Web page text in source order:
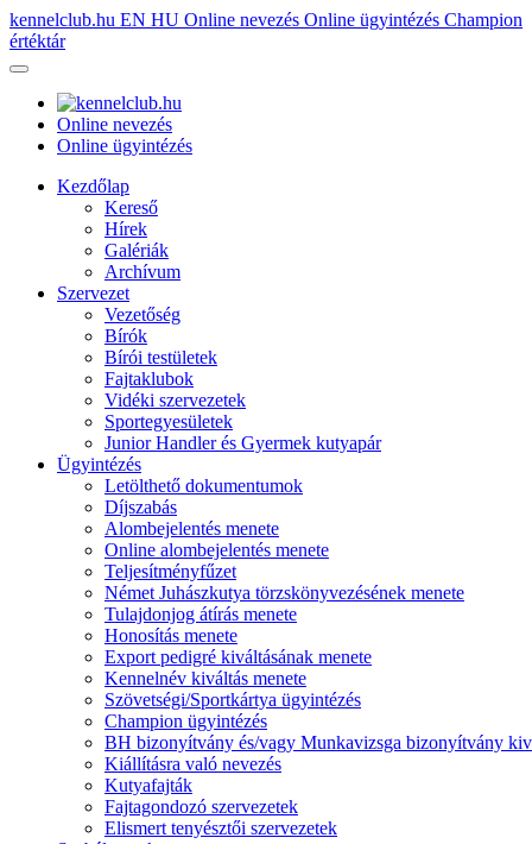
kennelclub.hu EN HU Online nevezés Online ügyintézés Champion
értéktár
Online nevezés
Online ügyintézés
Kezdőlap
Kereső
Hírek
Galériák
Archívum
Szervezet
Vezetőség
Bírók
Bírói testületek
Fajtaklubok
Vidéki szervezetek
Sportegyesületek
Junior Handler és Gyermek kutyapár
Ügyintézés
Letölthető dokumentumok
Díjszabás
Alombejelentés menete
Online alombejelentés menete
Teljesítményfűzet
Német Juhászkutya törzskönyvezésének menete
Tulajdonjog átírás menete
Honosítás menete
Export pedigré kiváltásának menete
Kennelnév kiváltás menete
Szövetségi/Sportkártya ügyintézés
Champion ügyintézés
BH bizonyítvány és/vagy Munkavizsga bizonyítvány
Kiállításra való nevezés
Kutyafajták
Fajtagondozó szervezetek
Elismert tenyésztői szervezetek